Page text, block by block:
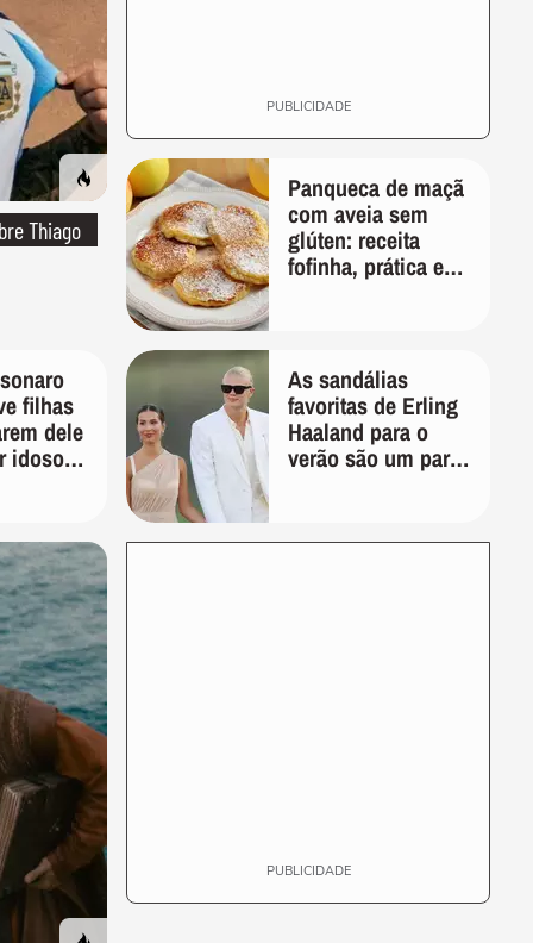
Thiago
PUBLICIDADE
Panqueca de maçã
com aveia sem
glúten: receita
fofinha, prática e
filhas
dele
idoso:
As sandálias
favoritas de Erling
Haaland para o
verão são um par
com roupa de
PUBLICIDADE